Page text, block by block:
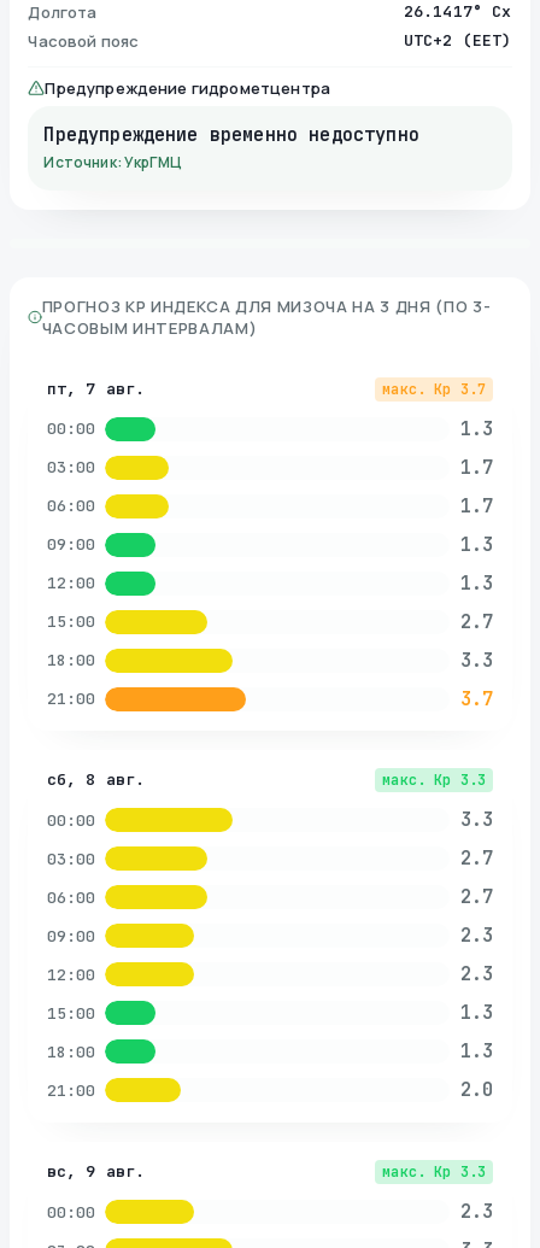
Долгота 26.1417° Сх
Часовой пояс UTC+2 (EET)
Предупреждение гидрометцентра
Предупреждение временно недоступно
Источник: УкрГМЦ
ПРОГНОЗ KP ИНДЕКСА ДЛЯ МИЗОЧА НА 3 ДНЯ (ПО 3-
ЧАСОВЫМ ИНТЕРВАЛАМ)
пт, 7 авг. макс. Kp 3.7
00:00 1.3
03:00 1.7
06:00 1.7
09:00 1.3
12:00 1.3
15:00 2.7
18:00 3.3
21:00 3.7
сб, 8 авг. макс. Kp 3.3
00:00 3.3
03:00 2.7
06:00 2.7
09:00 2.3
12:00 2.3
15:00 1.3
18:00 1.3
21:00 2.0
вс, 9 авг. макс. Kp 3.3
00:00 2.3